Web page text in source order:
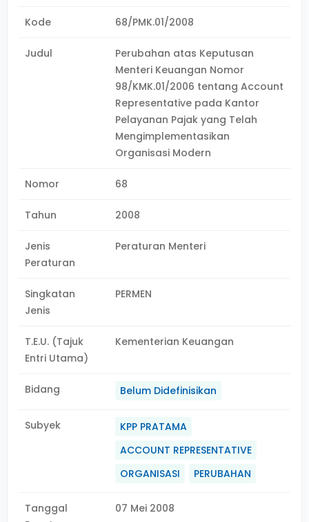
Kode 68/PMK.01/2008
Judul
Perubahan atas Keputusan
Menteri Keuangan Nomor
98/KMK.01/2006 tentang Account
Representative pada Kantor
Pelayanan Pajak yang Telah
Mengimplementasikan
Organisasi Modern
Nomor 68
Tahun 2008
Jenis
Peraturan
Peraturan Menteri
Singkatan
Jenis
PERMEN
T.E.U. (Tajuk
Entri Utama)
Kementerian Keuangan
Bidang Belum Didefinisikan
Subyek
KPP PRATAMA
ACCOUNT REPRESENTATIVE
ORGANISASI
PERUBAHAN
Tanggal
07 Mei 2008